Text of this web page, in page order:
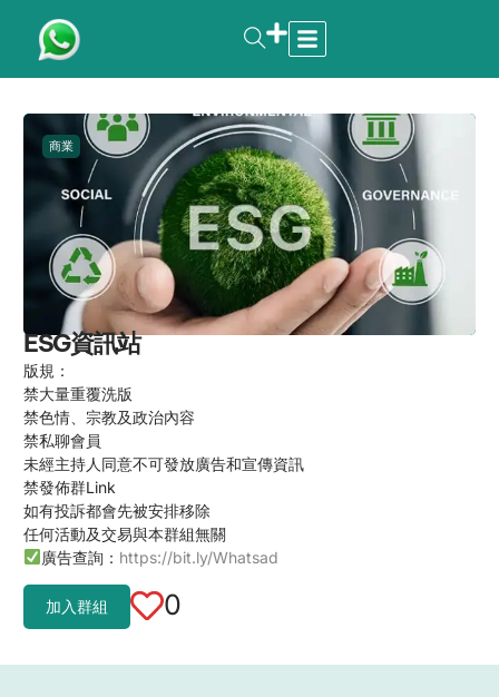
商業
ESG資訊站
版規：
禁大量重覆洗版
禁色情、宗教及政治內容
禁私聊會員
未經主持人同意不可發放廣告和宣傳資訊
禁發佈群Link
如有投訴都會先被安排移除
任何活動及交易與本群組無關
廣告查詢： https://bit.ly/Whatsad
加入群組 0